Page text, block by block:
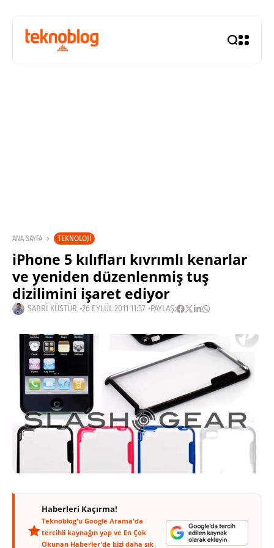
ANA SAYFA TEKNOLOJI
iPhone 5 kılıfları kıvrımlı kenarlar
ve yeniden düzenlenmiş tuş
dizilimini işaret ediyor
SABRI KÜSTÜR 26 EYLÜL 2011 11:37 PAYLAŞ:
Haberleri Kaçırma!
Teknoblog'u Google Arama'da
tercihli kaynağın yap ve En Çok
Okunan Haberler'de bizi daha sık